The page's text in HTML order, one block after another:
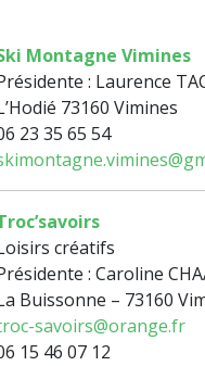
Montagne Vimines
: Laurence
73160 Vimines
23 35 65 54
créatifs
: Caroline
Buissonne – 73160
savoirs@orange.fr
15 46 07 12